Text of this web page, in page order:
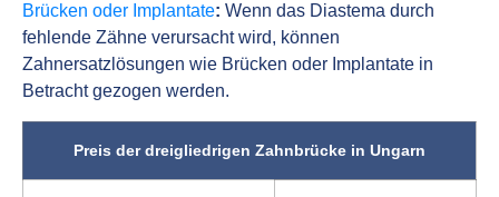
Brücken oder Implantate: Wenn das Diastema durch
fehlende Zähne verursacht wird, können
Zahnersatzlösungen wie Brücken oder Implantate in
Betracht gezogen werden.
Preis der dreigliedrigen Zahnbrücke in Ungarn